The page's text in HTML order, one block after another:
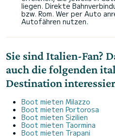
liegen. Direkte
bzw. Rom. Wer per Auto
Autofähren nutzen.
Sie sind Italien-Fan?
auch die folgenden
Destination
Boot mieten Milazzo
Boot mieten Portorosa
Boot mieten Sizilien
Boot mieten Taormina
Boot mieten Trapani